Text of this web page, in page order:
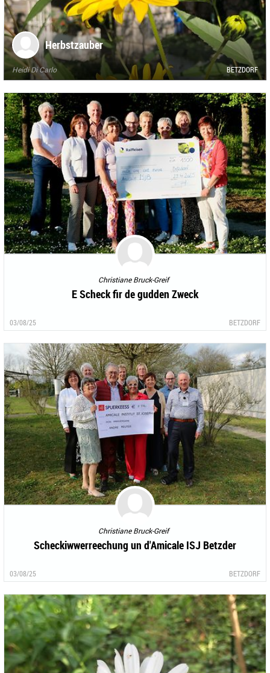
Herbstzauber
Heidi Di Carlo BETZDORF
Christiane Bruck-Greif
E Scheck fir de gudden Zweck
03/08/25 BETZDORF
Christiane Bruck-Greif
Scheckiwwerreechung un d'Amicale ISJ Betzder
03/08/25 BETZDORF